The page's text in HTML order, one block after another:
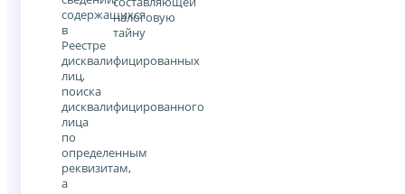
содержащихся
в
Реестре
дисквалифицированных
лиц,
поиска
дисквалифицированного
лица
по
определенным
реквизитам,
а
налоговую
тайну